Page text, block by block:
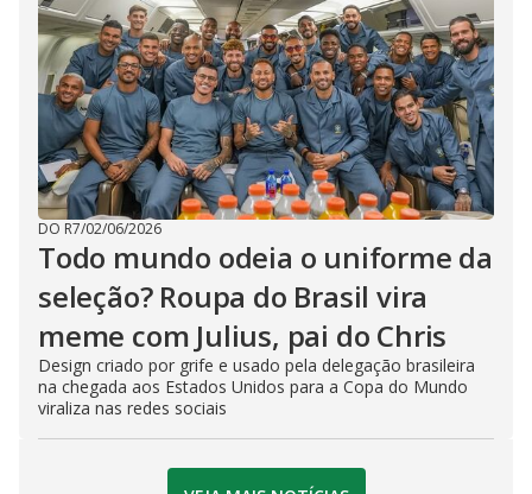
DO R7/02/06/2026
Todo mundo odeia o uniforme da
seleção? Roupa do Brasil vira
meme com Julius, pai do Chris
Design criado por grife e usado pela delegação brasileira
na chegada aos Estados Unidos para a Copa do Mundo
viraliza nas redes sociais